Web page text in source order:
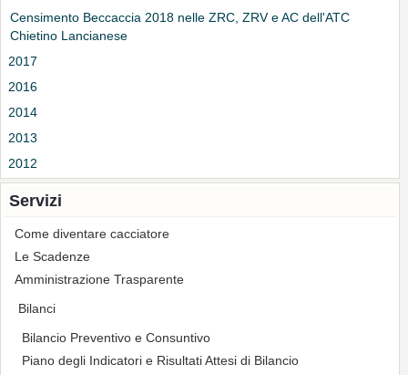
Censimento Beccaccia 2018 nelle ZRC, ZRV e AC dell'ATC
Chietino Lancianese
2017
2016
2014
2013
2012
Servizi
Come diventare cacciatore
Le Scadenze
Amministrazione Trasparente
Bilanci
Bilancio Preventivo e Consuntivo
Piano degli Indicatori e Risultati Attesi di Bilancio